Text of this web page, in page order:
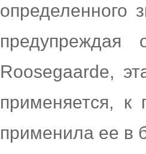
определенного
предупреждая
Roosegaarde,
применяется, к
применила ее в